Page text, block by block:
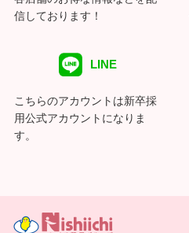
信しております！
LINE
こちらのアカウントは新卒採
用公式アカウントになりま
す。